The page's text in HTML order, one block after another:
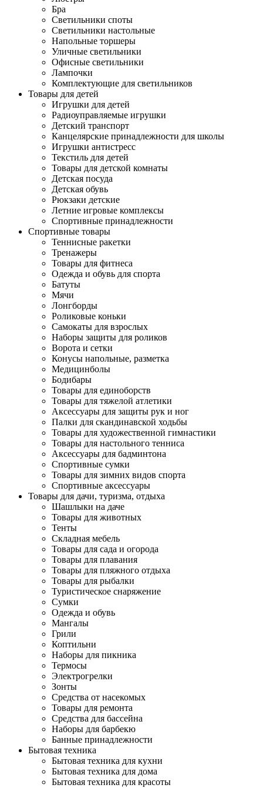
Бра
Светильники споты
Светильники настольные
Напольные торшеры
Уличные светильники
Офисные светильники
Лампочки
Комплектующие для светильников
Товары для детей
Игрушки для детей
Радиоуправляемые игрушки
Детский транспорт
Канцелярские принадлежности для школы
Игрушки антистресс
Текстиль для детей
Товары для детской комнаты
Детская посуда
Детская обувь
Рюкзаки детские
Летние игровые комплексы
Спортивные принадлежности
Спортивные товары
Теннисные ракетки
Тренажеры
Товары для фитнеса
Одежда и обувь для спорта
Батуты
Мячи
Лонгборды
Роликовые коньки
Самокаты для взрослых
Наборы защиты для роликов
Ворота и сетки
Конусы напольные, разметка
Медицинболы
Бодибары
Товары для единоборств
Товары для тяжелой атлетики
Аксессуары для защиты рук и ног
Палки для скандинавской ходьбы
Товары для художественной гимнастики
Товары для настольного тенниса
Аксессуары для бадминтона
Спортивные сумки
Товары для зимних видов спорта
Спортивные аксессуары
Товары для дачи, туризма, отдыха
Шашлыки на даче
Товары для животных
Тенты
Складная мебель
Товары для сада и огорода
Товары для плавания
Товары для пляжного отдыха
Товары для рыбалки
Туристическое снаряжение
Сумки
Одежда и обувь
Мангалы
Грили
Коптильни
Наборы для пикника
Термосы
Электрогрелки
Зонты
Средства от насекомых
Товары для ремонта
Средства для бассейна
Наборы для барбекю
Банные принадлежности
Бытовая техника
Бытовая техника для кухни
Бытовая техника для дома
Бытовая техника для красоты